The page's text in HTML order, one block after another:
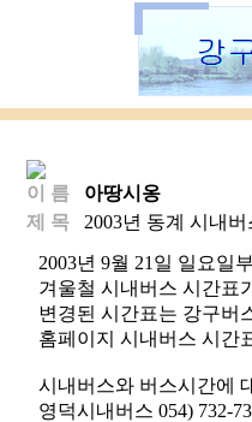
이 름 아땅시옹
제 목 2003년 동계 시내
2003년 9월 21일 일요일
겨울철 시내버스 시간표
변경된 시간표는 강구버
홈페이지 시내버스 시간
시내버스와 버스시간에
영덕시내버스 054) 732-